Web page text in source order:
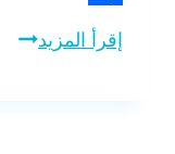
Share
إقرأ المزيدشركة